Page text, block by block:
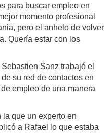
para buscar empleo en
momento profesional
pero el anhelo de volver
Quería estar con los
Sanz trabajó el
su red de contactos en
empleo de una manera
que un experto en
a Rafael lo que estaba